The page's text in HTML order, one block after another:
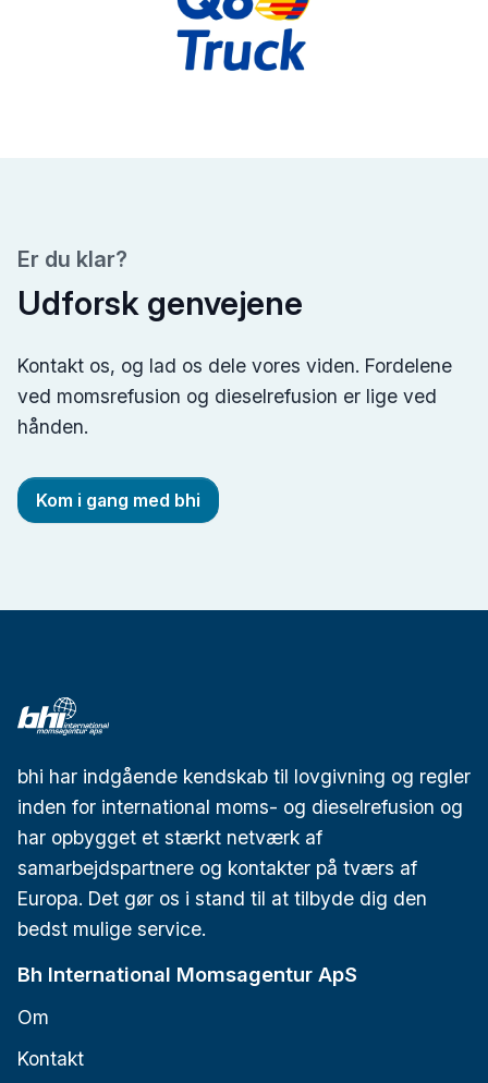
Er du klar?
Udforsk genvejene
Kontakt os, og lad os dele vores viden. Fordelene
ved momsrefusion og dieselrefusion er lige ved
hånden.
Kom i gang med bhi
bhi har indgående kendskab til lovgivning og regler
inden for international moms- og dieselrefusion og
har opbygget et stærkt netværk af
samarbejdspartnere og kontakter på tværs af
Europa. Det gør os i stand til at tilbyde dig den
bedst mulige service.
Bh International Momsagentur ApS
Om
Kontakt